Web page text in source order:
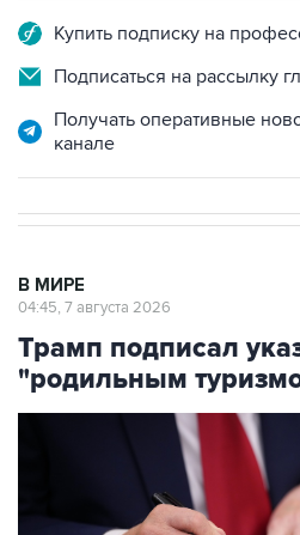
Купить подписку на
Подписаться на рассылку
Получать оперативные
канале
В МИРЕ
04:45, 7 августа 2026
Трамп подписал
"родильным